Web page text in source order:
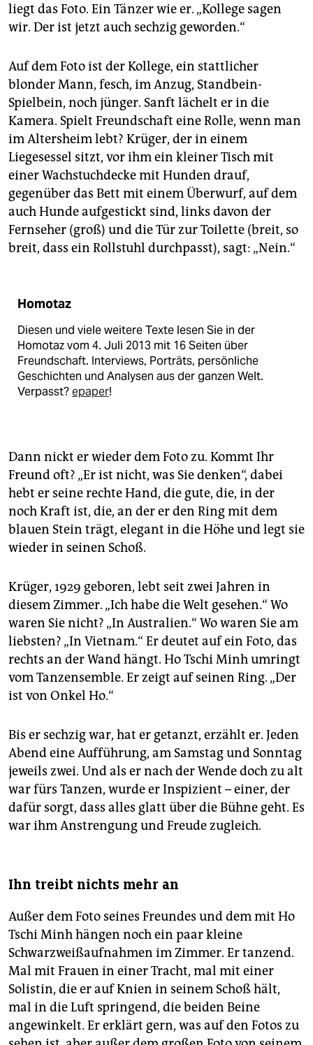
liegt das Foto. Ein Tänzer wie er. „Kollege sagen
wir. Der ist jetzt auch sechzig geworden.“
Auf dem Foto ist der Kollege, ein stattlicher
blonder Mann, fesch, im Anzug, Standbein-
Spielbein, noch jünger. Sanft lächelt er in die
Kamera. Spielt Freundschaft eine Rolle, wenn man
im Altersheim lebt? Krüger, der in einem
Liegesessel sitzt, vor ihm ein kleiner Tisch mit
einer Wachstuchdecke mit Hunden drauf,
gegenüber das Bett mit einem Überwurf, auf dem
auch Hunde aufgestickt sind, links davon der
Fernseher (groß) und die Tür zur Toilette (breit, so
breit, dass ein Rollstuhl durchpasst), sagt: „Nein.“
Homotaz
Diesen und viele weitere Texte lesen Sie in der
Homotaz vom 4. Juli 2013 mit 16 Seiten über
Freundschaft. Interviews, Porträts, persönliche
Geschichten und Analysen aus der ganzen Welt.
Verpasst?epaper!
Dann nickt er wieder dem Foto zu. Kommt Ihr
Freund oft? „Er ist nicht, was Sie denken“, dabei
hebt er seine rechte Hand, die gute, die, in der
noch Kraft ist, die, an der er den Ring mit dem
blauen Stein trägt, elegant in die Höhe und legt sie
wieder in seinen Schoß.
Krüger, 1929 geboren, lebt seit zwei Jahren in
diesem Zimmer. „Ich habe die Welt gesehen.“ Wo
waren Sie nicht? „In Australien.“ Wo waren Sie am
liebsten? „In Vietnam.“ Er deutet auf ein Foto, das
rechts an der Wand hängt. Ho Tschi Minh umringt
vom Tanzensemble. Er zeigt auf seinen Ring. „Der
ist von Onkel Ho.“
Bis er sechzig war, hat er getanzt, erzählt er. Jeden
Abend eine Aufführung, am Samstag und Sonntag
jeweils zwei. Und als er nach der Wende doch zu alt
war fürs Tanzen, wurde er Inspizient – einer, der
dafür sorgt, dass alles glatt über die Bühne geht. Es
war ihm Anstrengung und Freude zugleich.
Ihn treibt nichts mehr an
Außer dem Foto seines Freundes und dem mit Ho
Tschi Minh hängen noch ein paar kleine
Schwarzweißaufnahmen im Zimmer. Er tanzend.
Mal mit Frauen in einer Tracht, mal mit einer
Solistin, die er auf Knien in seinem Schoß hält,
mal in die Luft springend, die beiden Beine
angewinkelt. Er erklärt gern, was auf den Fotos zu